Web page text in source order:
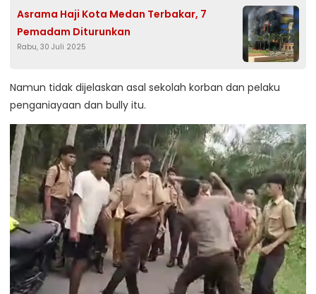
Asrama Haji Kota Medan Terbakar, 7
Pemadam Diturunkan
Rabu, 30 Juli 2025
Namun tidak dijelaskan asal sekolah korban dan pelaku
penganiayaan dan bully itu.